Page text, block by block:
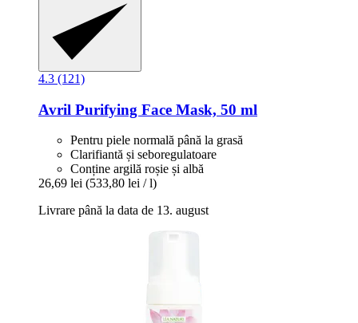
4.3 (121)
Avril Purifying Face Mask, 50 ml
Pentru piele normală până la grasă
Clarifiantă și seboregulatoare
Conține argilă roșie și albă
26,69 lei (533,80 lei / l)
Livrare până la data de 13. august